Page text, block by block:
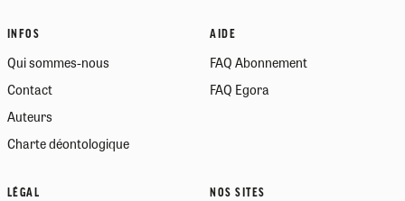
INFOS
Qui sommes-nous
Contact
Auteurs
Charte déontologique
AIDE
FAQ Abonnement
FAQ Egora
LÉGAL NOS SITES